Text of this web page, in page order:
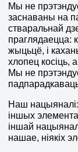
Мы не
заснаваны на
стваральнай
праглядаецца:
жыцьцё, і
хлопец косіць,
Мы не
Наш
іншых
іншай
нашае, ніякіх